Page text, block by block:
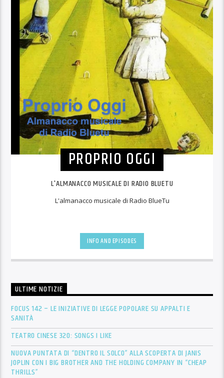
PROPRIO OGGI
L'ALMANACCO MUSICALE DI RADIO BLUETU
L'almanacco musicale di Radio BlueTu
INFO AND EPISODES
ULTIME NOTIZIE
FOCUS 142 – LE INIZIATIVE DI LEGGE POPOLARE SU APPALTI E
SANITÀ
TEATRO CINESE 320: SONGS I LIKE
NUOVA PUNTATA DI “DENTRO IL SOLCO” ALLA SCOPERTA DI JANIS
JOPLIN CON I BIG BROTHER AND THE HOLDING COMPANY IN “CHEAP
THRILLS”